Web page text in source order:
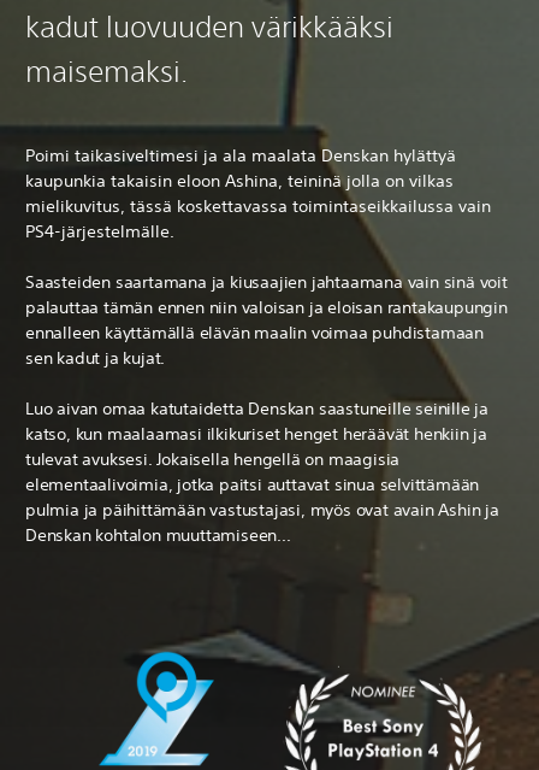
kadut luovuuden värikkääksi
maisemaksi.
Poimi taikasiveltimesi ja ala maalata Denskan hylättyä
kaupunkia takaisin eloon Ashina, teininä jolla on vilkas
mielikuvitus, tässä koskettavassa toimintaseikkailussa vain
PS4-järjestelmälle.
Saasteiden saartamana ja kiusaajien jahtaamana vain sinä voit
palauttaa tämän ennen niin valoisan ja eloisan rantakaupungin
ennalleen käyttämällä elävän maalin voimaa puhdistamaan
sen kadut ja kujat.
Luo aivan omaa katutaidetta Denskan saastuneille seinille ja
katso, kun maalaamasi ilkikuriset henget heräävät henkiin ja
tulevat avuksesi. Jokaisella hengellä on maagisia
elementaalivoimia, jotka paitsi auttavat sinua selvittämään
pulmia ja päihittämään vastustajasi, myös ovat avain Ashin ja
Denskan kohtalon muuttamiseen...